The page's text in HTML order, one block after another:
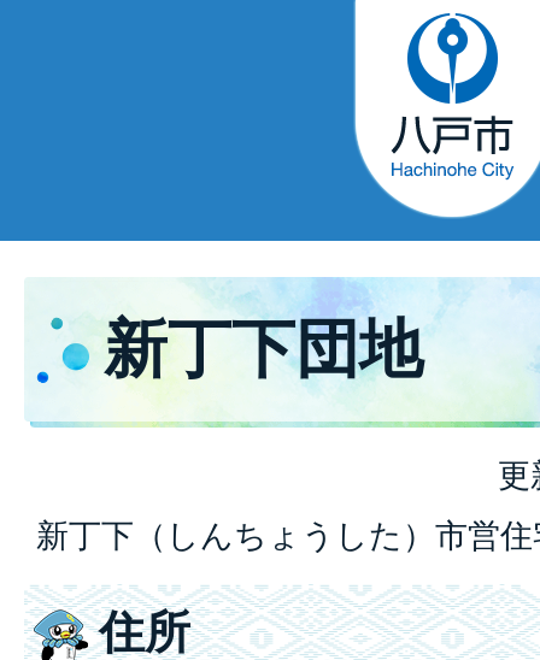
新丁下団地
更
新丁下（しんちょうした）市営住
住所